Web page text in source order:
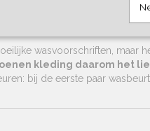
veilige
wasvoorschriften, maar
kleding daarom het
bij de eerste paar